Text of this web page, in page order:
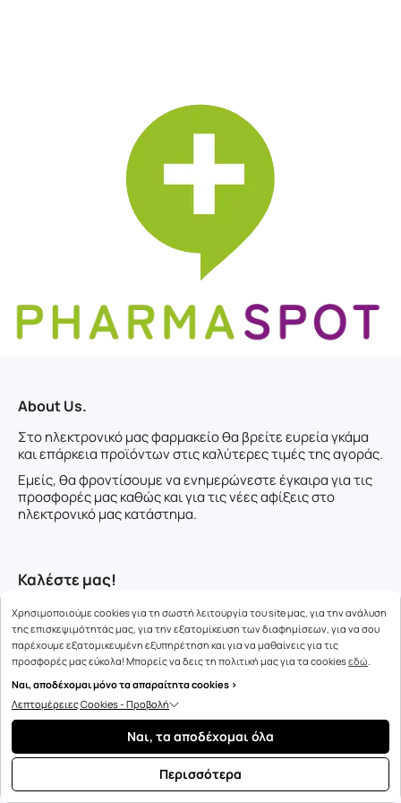
About Us.
Στο ηλεκτρονικό μας φαρμακείο θα βρείτε ευρεία γκάμα
και επάρκεια προϊόντων στις καλύτερες τιμές της αγοράς.
Εμείς, θα φροντίσουμε να ενημερώνεστε έγκαιρα για τις
προσφορές μας καθώς και για τις νέες αφίξεις στο
ηλεκτρονικό μας κατάστημα.
Καλέστε μας!
25310 33722
Useful Links
Όροι Χρήσης
About Us
Χρησιμοποιούμε cookies για τη σωστή λειτουργία του site μας, για την ανάλυση
της επισκεψιμότητάς μας, για την εξατομίκευση των διαφημίσεων, για να σου
παρέχουμε εξατομικευμένη εξυπηρέτηση και για να μαθαίνεις για τις
προσφορές μας εύκολα! Μπορείς να δεις τη πολιτική μας για τα cookiesεδώ.
Ναι, αποδέχομαι μόνο τα απαραίτητα cookies >
Λεπτομέρειες Cookies - Προβολή
Ναι, τα αποδέχομαι όλα
Περισσότερα